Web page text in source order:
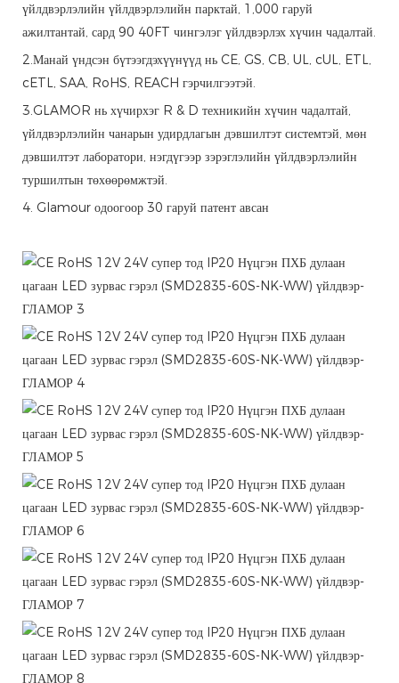
үйлдвэрлэлийн үйлдвэрлэлийн парктай, 1,000 гаруй
ажилтантай, сард 90 40FT чингэлэг үйлдвэрлэх хүчин чадалтай.
2.Манай үндсэн бүтээгдэхүүнүүд нь CE, GS, CB, UL, cUL, ETL,
cETL, SAA, RoHS, REACH гэрчилгээтэй.
3.GLAMOR нь хүчирхэг R & D техникийн хүчин чадалтай,
үйлдвэрлэлийн чанарын удирдлагын дэвшилтэт системтэй, мөн
дэвшилтэт лаборатори, нэгдүгээр зэрэглэлийн үйлдвэрлэлийн
туршилтын төхөөрөмжтэй.
4. Glamour одоогоор 30 гаруй патент авсан